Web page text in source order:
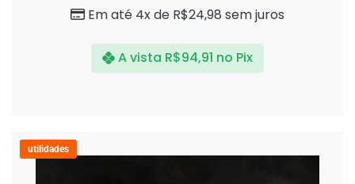
Em até 4x de R$24,98 sem juros
A vista R$94,91 no Pix
utilidades